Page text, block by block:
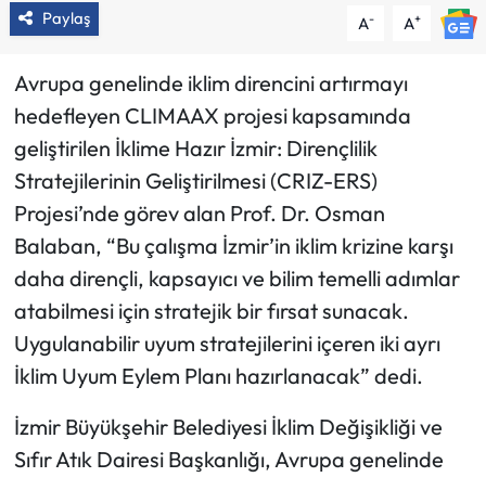
Paylaş A- A+
Avrupa genelinde iklim direncini artırmayı
hedefleyen CLIMAAX projesi kapsamında
geliştirilen İklime Hazır İzmir: Dirençlilik
Stratejilerinin Geliştirilmesi (CRIZ-ERS)
Projesi’nde görev alan Prof. Dr. Osman
Balaban, “Bu çalışma İzmir’in iklim krizine karşı
daha dirençli, kapsayıcı ve bilim temelli adımlar
atabilmesi için stratejik bir fırsat sunacak.
Uygulanabilir uyum stratejilerini içeren iki ayrı
İklim Uyum Eylem Planı hazırlanacak” dedi.
İzmir Büyükşehir Belediyesi İklim Değişikliği ve
Sıfır Atık Dairesi Başkanlığı, Avrupa genelinde